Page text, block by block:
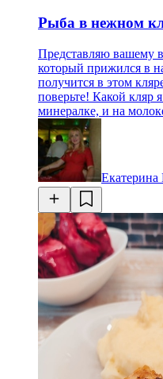
Рыба в нежном
Представляю вашему
который прижился в
получится в этом
поверьте! Какой кляр
минералке, и на
Екатерина